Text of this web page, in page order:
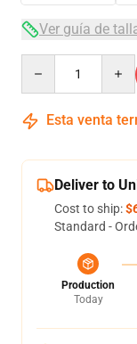
Ver guía de
Esta venta
Deliver to
Cost to ship:
Standard -
Production
Today